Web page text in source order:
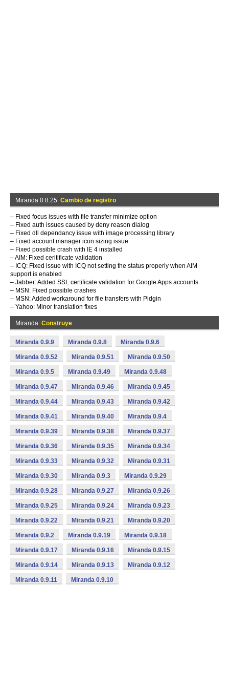
Miranda 0.8.25 Cambio de registro
– Fixed focus issues with file transfer minimize option
– Fixed auth issues caused by deny reason dialog
– Fixed dll dependancy issue with image processing library
– Fixed account manager icon sizing issue
– Fixed possible crash with IE 4 installed
– AIM: Fixed ceritificate validation
– ICQ: Fixed issue with ICQ not setting the status properly when AIM
support is enabled
– Jabber: Added SSL certificate validation for Google Apps accounts
– MSN: Fixed possible crashes
– MSN: Added workaround for file transfers with Pidgin
– Yahoo: Minor translation fixes
Miranda Construye
Miranda 0.9.9 Miranda 0.9.8 Miranda 0.9.6
Miranda 0.9.52 Miranda 0.9.51 Miranda 0.9.50
Miranda 0.9.5 Miranda 0.9.49 Miranda 0.9.48
Miranda 0.9.47 Miranda 0.9.46 Miranda 0.9.45
Miranda 0.9.44 Miranda 0.9.43 Miranda 0.9.42
Miranda 0.9.41 Miranda 0.9.40 Miranda 0.9.4
Miranda 0.9.39 Miranda 0.9.38 Miranda 0.9.37
Miranda 0.9.36 Miranda 0.9.35 Miranda 0.9.34
Miranda 0.9.33 Miranda 0.9.32 Miranda 0.9.31
Miranda 0.9.30 Miranda 0.9.3 Miranda 0.9.29
Miranda 0.9.28 Miranda 0.9.27 Miranda 0.9.26
Miranda 0.9.25 Miranda 0.9.24 Miranda 0.9.23
Miranda 0.9.22 Miranda 0.9.21 Miranda 0.9.20
Miranda 0.9.2 Miranda 0.9.19 Miranda 0.9.18
Miranda 0.9.17 Miranda 0.9.16 Miranda 0.9.15
Miranda 0.9.14 Miranda 0.9.13 Miranda 0.9.12
Miranda 0.9.11 Miranda 0.9.10